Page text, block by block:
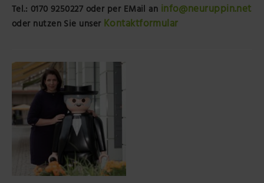
Tel.: 0170 9250227 oder per EMail an info@neuruppin.net
oder nutzen Sie unser Kontaktformular